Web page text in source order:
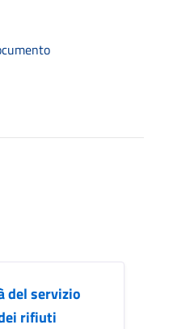
del servizio
rifiuti